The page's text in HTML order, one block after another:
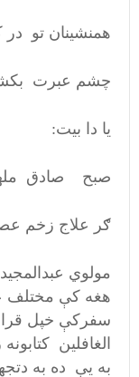
همنشینان تو
چشم عبرت
یا دا بیت:
صبح صادق
ګر علاج زخم
مولوي
هغه کې مختلف
سفرکې خپل
الغافلین
به یې ده به